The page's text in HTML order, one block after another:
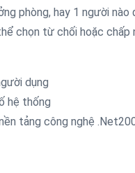
phòng, hay 1 người
chọn từ chối hoặc chấp
dụng
hệ thống
tảng công nghệ